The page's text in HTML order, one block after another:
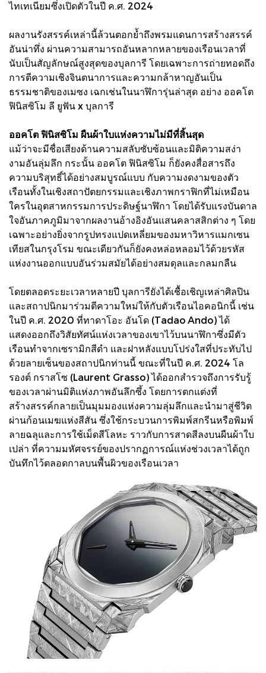
ไทเทเนียมซึ่งเปิดตัวในปี ค.ศ. 2024
ผลงานรังสรรค์เหล่านี้ล้วนตอกย้ำถึงพรมแดนการสร้างสรรค์
อันน่าทึ่ง ผ่านความสามารถอันหลากหลายของเรือนเวลาที่
นับเป็นสัญลักษณ์สูงสุดของบุลการี โดยเฉพาะการถ่ายทอดถึง
การตีความเชิงจินตนาการและความกล้าหาญอันเป็น
ธรรมชาติของเมซง เฉกเช่นในนาฬิการุ่นล่าสุด อย่าง ออคโต
ฟินิสซิโม ลี ยูฟัน x บุลการี
ออคโต ฟินิสซิโม ผืนผ้าใบแห่งความไม่มีที่สิ้นสุด
แม้ว่าจะมีชื่อเสียงด้านความสลับซับซ้อนและมิติความสง่า
งามอันลุ่มลึก กระนั้น ออคโต ฟินิสซิโม ก็ยังคงสื่อสารถึง
ความบริสุทธิ์ได้อย่างสมบูรณ์แบบ กับความงดงามของตัว
เรือนทั้งในเชิงสถาปัตยกรรมและเชิงภาพกราฟิกที่ไม่เหมือน
ใครในอุตสาหกรรมการประดิษฐ์นาฬิกา โดยได้รับแรงบันดาล
ใจอันภาคภูมิมาจากผลงานอ้างอิงอันแสนคลาสสิกต่าง ๆ โดย
เฉพาะอย่างยิ่งจากรูปทรงแปดเหลี่ยมของมหาวิหารแมกเซน
เทียสในกรุงโรม ขณะเดียวกันก็ยังคงหล่อหลอมไว้ด้วยรหัส
แห่งงานออกแบบอันร่วมสมัยได้อย่างสมดุลและกลมกลืน
โดยตลอดระยะเวลาหลายปี บุลการียังได้เชื้อเชิญเหล่าศิลปิน
และสถาปนิกมาร่วมตีความใหม่ให้กับตัวเรือนไอคอนิกนี้ เช่น
ในปี ค.ศ. 2020 ที่ทาดาโอะ อันโด (Tadao Ando) ได้
แสดงออกถึงวิสัยทัศน์แห่งเวลาของเขาไว้บนนาฬิกาซึ่งมีตัว
เรือนทำจากเซรามิกสีดำ และฝาหลังแบบโปร่งใสที่ประทับไป
ด้วยลายเซ็นของสถาปนิกท่านนี้ ขณะที่ในปี ค.ศ. 2024 โล
รองต์ กราสโซ (Laurent Grasso) ได้ออกสำรวจถึงการรับรู้
ของเวลาผ่านมิติแห่งภาพอันลึกซึ้ง โดยการตกแต่งที่
สร้างสรรค์กลายเป็นมุมมองแห่งความลุ่มลึกและนำมาสู่ชีวิต
ผ่านก้อนเมฆแห่งสีสัน ซึ่งใช้กระบวนการพิมพ์สกรีนหรือพิมพ์
ลายฉลุและการใช้เม็ดสีโลหะ ราวกับการสาดสีลงบนผืนผ้าใบ
เปล่า ที่ความมหัศจรรย์ของปรากฏการณ์แห่งช่วงเวลาได้ถูก
บันทึกไว้ตลอดกาลบนพื้นผิวของเรือนเวลา